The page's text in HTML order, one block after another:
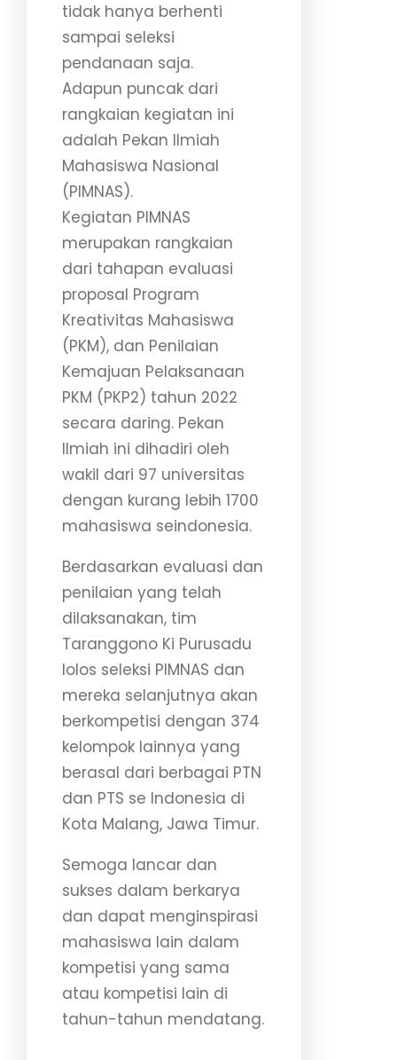
tidak hanya berhenti
sampai seleksi
pendanaan saja.
Adapun puncak dari
rangkaian kegiatan ini
adalah Pekan Ilmiah
Mahasiswa Nasional
(PIMNAS).
Kegiatan PIMNAS
merupakan rangkaian
dari tahapan evaluasi
proposal Program
Kreativitas Mahasiswa
(PKM), dan Penilaian
Kemajuan Pelaksanaan
PKM (PKP2) tahun 2022
secara daring. Pekan
Ilmiah ini dihadiri oleh
wakil dari 97 universitas
dengan kurang lebih 1700
mahasiswa seindonesia.
Berdasarkan evaluasi dan
penilaian yang telah
dilaksanakan, tim
Taranggono Ki Purusadu
lolos seleksi PIMNAS dan
mereka selanjutnya akan
berkompetisi dengan 374
kelompok lainnya yang
berasal dari berbagai PTN
dan PTS se Indonesia di
Kota Malang, Jawa Timur.
Semoga lancar dan
sukses dalam berkarya
dan dapat menginspirasi
mahasiswa lain dalam
kompetisi yang sama
atau kompetisi lain di
tahun-tahun mendatang.